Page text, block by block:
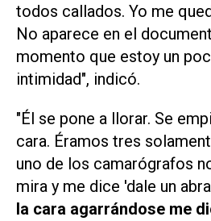
todos callados. Yo me
No aparece en el
momento que estoy un
intimidad", indicó.
"Él se pone a llorar. Se
cara. Éramos tres
uno de los camarógrafos
mira y me dice 'dale un
la cara agarrándose me